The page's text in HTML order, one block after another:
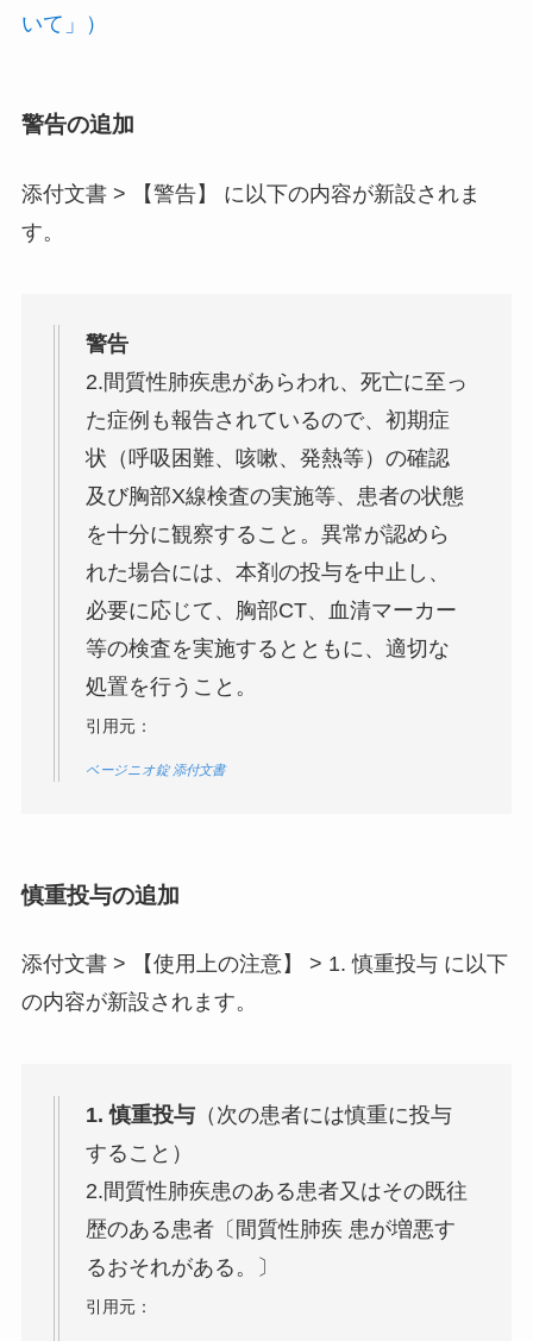
いて」）
警告の追加
添付文書 > 【警告】 に以下の内容が新設されま
す。
警告
2.間質性肺疾患があらわれ、死亡に至っ
た症例も報告されているので、初期症
状（呼吸困難、咳嗽、発熱等）の確認
及び胸部X線検査の実施等、患者の状態
を十分に観察すること。異常が認めら
れた場合には、本剤の投与を中止し、
必要に応じて、胸部CT、血清マーカー
等の検査を実施するとともに、適切な
処置を行うこと。
引用元：
ベージニオ錠 添付文書
慎重投与の追加
添付文書 > 【使用上の注意】 > 1. 慎重投与 に以下
の内容が新設されます。
1. 慎重投与（次の患者には慎重に投与
すること）
2.間質性肺疾患のある患者又はその既往
歴のある患者〔間質性肺疾 患が増悪す
るおそれがある。〕
引用元：